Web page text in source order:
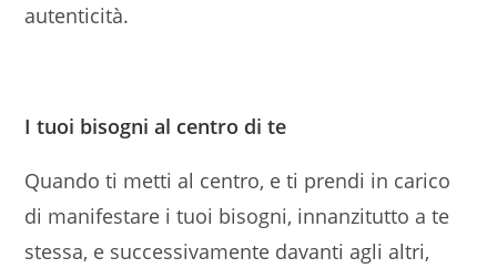
autenticità.
I tuoi bisogni al centro di te
Quando ti metti al centro, e ti prendi in carico
di manifestare i tuoi bisogni, innanzitutto a te
stessa, e successivamente davanti agli altri,